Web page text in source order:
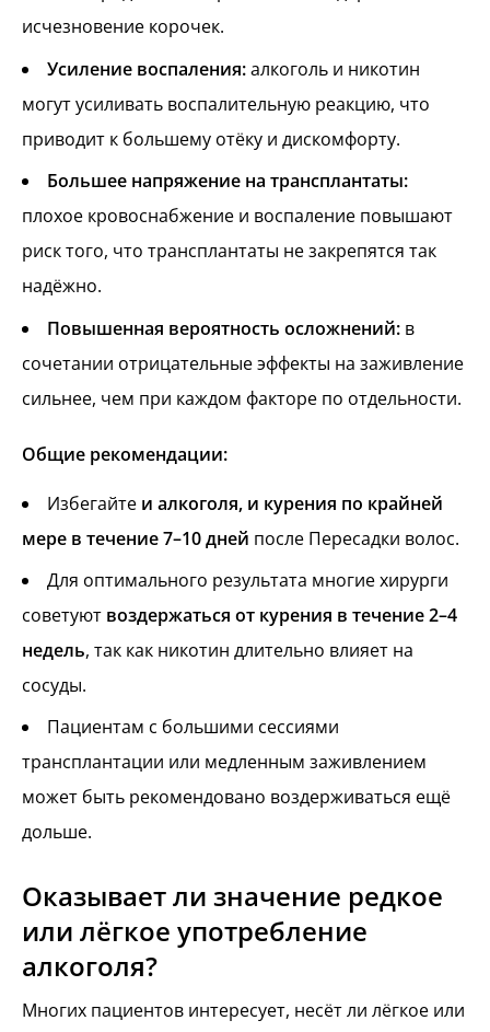
исчезновение корочек.
Усиление воспаления:алкоголь и никотин
могут усиливать воспалительную реакцию, что
приводит к большему отёку и дискомфорту.
Большее напряжение на трансплантаты:
плохое кровоснабжение и воспаление повышают
риск того, что трансплантаты не закрепятся так
надёжно.
Повышенная вероятность осложнений: в
сочетании отрицательные эффекты на заживление
сильнее, чем при каждом факторе по отдельности.
Общие рекомендации:
Избегайте и алкоголя, и курения по крайней
мере в течение 7–10 дней после Пересадки волос.
Для оптимального результата многие хирурги
советуют воздержаться от курения в течение 2–4
недель, так как никотин длительно влияет на
сосуды.
Пациентам с большими сессиями
трансплантации или медленным заживлением
может быть рекомендовано воздерживаться ещё
дольше.
Оказывает ли значение редкое
или лёгкое употребление
алкоголя?
Многих пациентов интересует, несёт ли лёгкое или